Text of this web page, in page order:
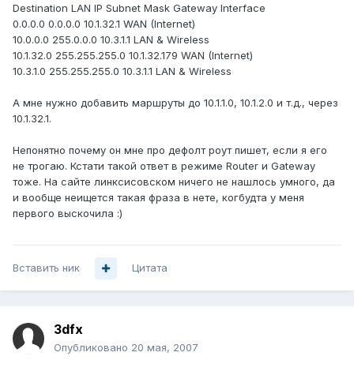
Destination LAN IP Subnet Mask Gateway Interface
0.0.0.0 0.0.0.0 10.1.32.1 WAN (Internet)
10.0.0.0 255.0.0.0 10.3.1.1 LAN & Wireless
10.1.32.0 255.255.255.0 10.1.32.179 WAN (Internet)
10.3.1.0 255.255.255.0 10.3.1.1 LAN & Wireless
А мне нужно добавить маршруты до 10.1.1.0, 10.1.2.0 и т.д., через
10.1.32.1.
Непонятно почему он мне про дефолт роут пишет, если я его
не трогаю. Кстати такой ответ в режиме Router и Gateway
тоже. На сайте линксисовском ничего не нашлось умного, да
и вообще неищется такая фраза в нете, когбудта у меня
первого выскочила :)
Вставить ник Цитата
3dfx
Опубликовано 20 мая, 2007